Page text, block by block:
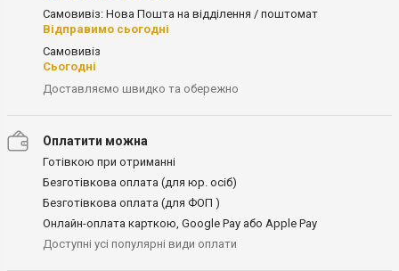
Самовивіз: Нова Пошта на відділення / поштомат
Відправимо сьогодні
Самовивіз
Сьогодні
Доставляємо швидко та обережно
Оплатити можна
Готівкою при отриманні
Безготівкова оплата (для юр. осіб)
Безготівкова оплата (для ФОП )
Онлайн-оплата карткою, Google Pay або Apple Pay
Доступні усі популярні види оплати